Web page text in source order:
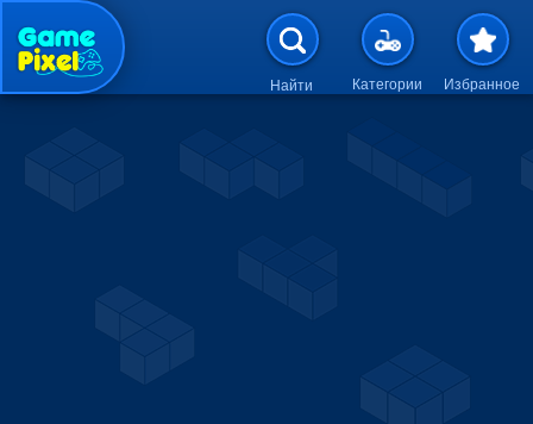
Перейти к основному
Найти Категории Избранное